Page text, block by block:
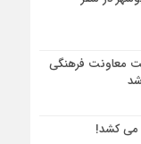
معاونت فرهنگی
می کشد!